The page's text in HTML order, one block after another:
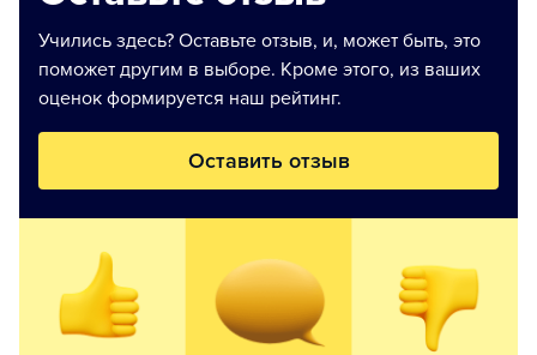
Учились здесь? Оставьте отзыв, и, может быть, это
поможет другим в выборе. Кроме этого, из ваших
оценок формируется наш рейтинг.
Оставить отзыв